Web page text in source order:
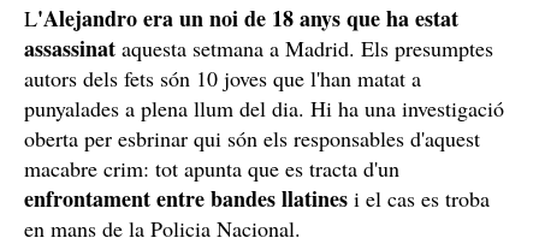
L'Alejandro era un noi de 18 anys que ha estat
assassinat aquesta setmana a Madrid. Els presumptes
autors dels fets són 10 joves que l'han matat a
punyalades a plena llum del dia. Hi ha una investigació
oberta per esbrinar qui són els responsables d'aquest
macabre crim: tot apunta que es tracta d'un
enfrontament entre bandes llatines i el cas es troba
en mans de la Policia Nacional.